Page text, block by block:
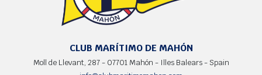
CLUB MARÍTIMO DE MAHÓN
Moll de Llevant, 287 - 07701 Mahón - Illes Balears - Spain